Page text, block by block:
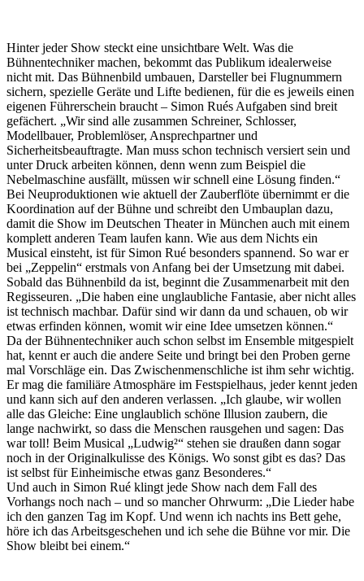
Hinter jeder Show steckt eine unsichtbare Welt. Was die
Bühnentechniker machen, bekommt das Publikum idealerweise
nicht mit. Das Bühnenbild umbauen, Darsteller bei Flugnummern
sichern, spezielle Geräte und Lifte bedienen, für die es jeweils einen
eigenen Führerschein braucht – Simon Rués Aufgaben sind breit
gefächert. „Wir sind alle zusammen Schreiner, Schlosser,
Modellbauer, Problemlöser, Ansprechpartner und
Sicherheitsbeauftragte. Man muss schon technisch versiert sein und
unter Druck arbeiten können, denn wenn zum Beispiel die
Nebelmaschine ausfällt, müssen wir schnell eine Lösung finden.“
Bei Neuproduktionen wie aktuell der Zauberflöte übernimmt er die
Koordination auf der Bühne und schreibt den Umbauplan dazu,
damit die Show im Deutschen Theater in München auch mit einem
komplett anderen Team laufen kann. Wie aus dem Nichts ein
Musical einsteht, ist für Simon Rué besonders spannend. So war er
bei „Zeppelin“ erstmals von Anfang bei der Umsetzung mit dabei.
Sobald das Bühnenbild da ist, beginnt die Zusammenarbeit mit den
Regisseuren. „Die haben eine unglaubliche Fantasie, aber nicht alles
ist technisch machbar. Dafür sind wir dann da und schauen, ob wir
etwas erfinden können, womit wir eine Idee umsetzen können.“
Da der Bühnentechniker auch schon selbst im Ensemble mitgespielt
hat, kennt er auch die andere Seite und bringt bei den Proben gerne
mal Vorschläge ein. Das Zwischenmenschliche ist ihm sehr wichtig.
Er mag die familiäre Atmosphäre im Festspielhaus, jeder kennt jeden
und kann sich auf den anderen verlassen. „Ich glaube, wir wollen
alle das Gleiche: Eine unglaublich schöne Illusion zaubern, die
lange nachwirkt, so dass die Menschen rausgehen und sagen: Das
war toll! Beim Musical „Ludwig²“ stehen sie draußen dann sogar
noch in der Originalkulisse des Königs. Wo sonst gibt es das? Das
ist selbst für Einheimische etwas ganz Besonderes.“
Und auch in Simon Rué klingt jede Show nach dem Fall des
Vorhangs noch nach – und so mancher Ohrwurm: „Die Lieder habe
ich den ganzen Tag im Kopf. Und wenn ich nachts ins Bett gehe,
höre ich das Arbeitsgeschehen und ich sehe die Bühne vor mir. Die
Show bleibt bei einem.“